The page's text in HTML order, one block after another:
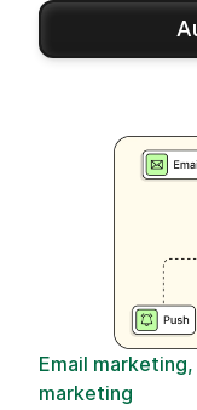
Email
marketing